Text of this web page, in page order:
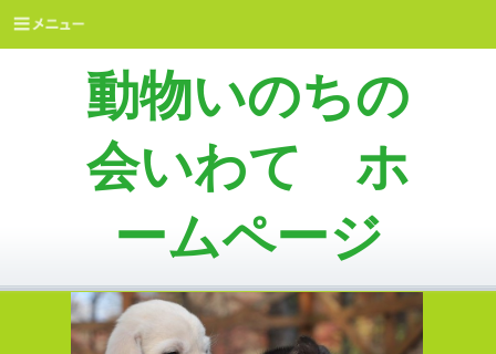
動物いのちの
会いわて ホ
ームページ